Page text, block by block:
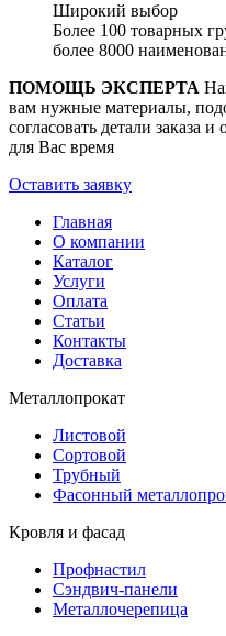
Широкий выбор
Более 100 товарных
более 8000
ПОМОЩЬ ЭКСПЕРТА
вам нужные материалы,
согласовать детали заказа
для Вас время
Оставить заявку
Главная
О компании
Каталог
Услуги
Оплата
Статьи
Контакты
Доставка
Металлопрокат
Листовой
Сортовой
Трубный
Фасонный
Кровля и фасад
Профнастил
Сэндвич-панели
Металлочерепица